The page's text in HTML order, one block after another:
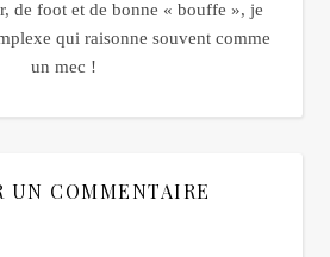
de foot et de bonne « bouffe », je
qui raisonne souvent comme
un mec !
UN COMMENTAIRE